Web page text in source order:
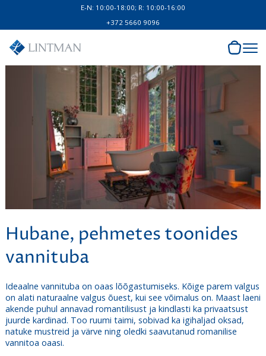
E-N: 10:00-18:00; R: 10:00-16:00
+372 5660 9096
Hubane, pehmetes toonides
vannituba
Ideaalne vannituba on oaas lõõgastumiseks. Kõige parem valgus
on alati naturaalne valgus õuest, kui see võimalus on. Maast laeni
akende puhul annavad romantilisust ja kindlasti ka privaatsust
juurde kardinad. Too ruumi taimi, sobivad ka igihaljad oksad,
natuke mustreid ja värve ning oledki saavutanud romanilise
vannitoa oaasi.